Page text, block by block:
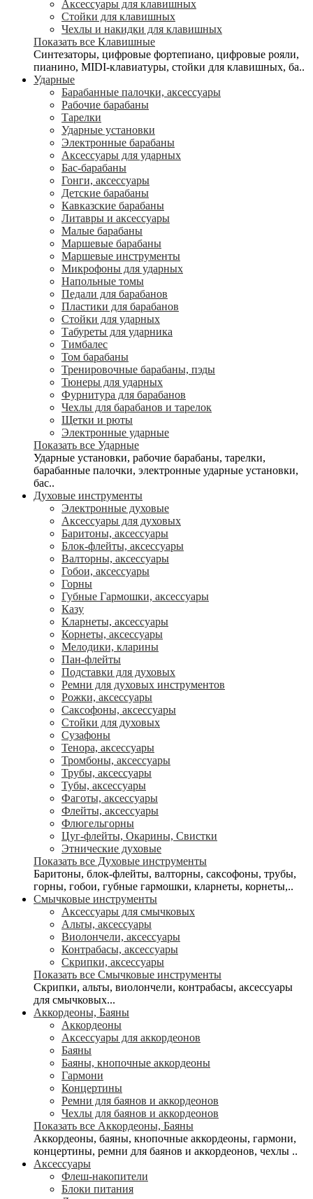
Аксессуары для клавишных
Стойки для клавишных
Чехлы и накидки для клавишных
Показать все Клавишные
Синтезаторы, цифровые фортепиано, цифровые рояли,
пианино, MIDI-клавиатуры, стойки для клавишных, ба..
Ударные
Барабанные палочки, аксессуары
Рабочие барабаны
Тарелки
Ударные установки
Электронные барабаны
Аксессуары для ударных
Бас-барабаны
Гонги, аксессуары
Детские барабаны
Кавказские барабаны
Литавры и аксессуары
Малые барабаны
Маршевые барабаны
Маршевые инструменты
Микрофоны для ударных
Напольные томы
Педали для барабанов
Пластики для барабанов
Стойки для ударных
Табуреты для ударника
Тимбалес
Том барабаны
Тренировочные барабаны, пэды
Тюнеры для ударных
Фурнитура для барабанов
Чехлы для барабанов и тарелок
Щетки и рюты
Электронные ударные
Показать все Ударные
Ударные установки, рабочие барабаны, тарелки,
барабанные палочки, электронные ударные установки,
бас..
Духовые инструменты
Электронные духовые
Аксессуары для духовых
Баритоны, аксессуары
Блок-флейты, аксессуары
Валторны, аксессуары
Гобои, аксессуары
Горны
Губные Гармошки, аксессуары
Казу
Кларнеты, аксессуары
Корнеты, аксессуары
Мелодики, кларины
Пан-флейты
Подставки для духовых
Ремни для духовых инструментов
Рожки, аксессуары
Саксофоны, аксессуары
Стойки для духовых
Сузафоны
Тенора, аксессуары
Тромбоны, аксессуары
Трубы, аксессуары
Тубы, аксессуары
Фаготы, аксессуары
Флейты, аксессуары
Флюгельгорны
Цуг-флейты, Окарины, Свистки
Этнические духовые
Показать все Духовые инструменты
Баритоны, блок-флейты, валторны, саксофоны, трубы,
горны, гобои, губные гармошки, кларнеты, корнеты,..
Смычковые инструменты
Аксессуары для смычковых
Альты, аксессуары
Виолончели, аксессуары
Контрабасы, аксессуары
Скрипки, аксессуары
Показать все Смычковые инструменты
Скрипки, альты, виолончели, контрабасы, аксессуары
для смычковых...
Аккордеоны, Баяны
Аккордеоны
Аксессуары для аккордеонов
Баяны
Баяны, кнопочные аккордеоны
Гармони
Концертины
Ремни для баянов и аккордеонов
Чехлы для баянов и аккордеонов
Показать все Аккордеоны, Баяны
Аккордеоны, баяны, кнопочные аккордеоны, гармони,
концертины, ремни для баянов и аккордеонов, чехлы ..
Аксессуары
Флеш-накопители
Блоки питания